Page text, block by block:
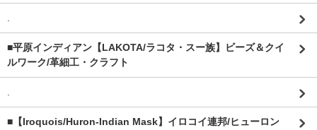
.
■平原インディアン【LAKOTA/ラコタ・スー族】ビーズ＆クイ
ルワーク/革細工・クラフト
.
■【Iroquois/Huron-Indian Mask】イロコイ連邦/ヒューロン